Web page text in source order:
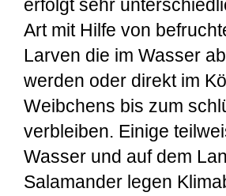
erfolgt sehr
Art mit Hilfe von
Larven die im Wasser
werden oder direkt im
Weibchens bis zum
verbleiben. Einige
Wasser und auf dem
Salamander legen